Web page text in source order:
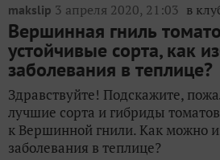
makslip 3 апреля 2020, 21:03 в
Вершинная гниль
устойчивые сорта, как
заболевания в теплице?
Здравствуйте! Подскажите,
лучшие сорта и гибриды
к Вершинной гнили. Как можно
заболевания в теплице?